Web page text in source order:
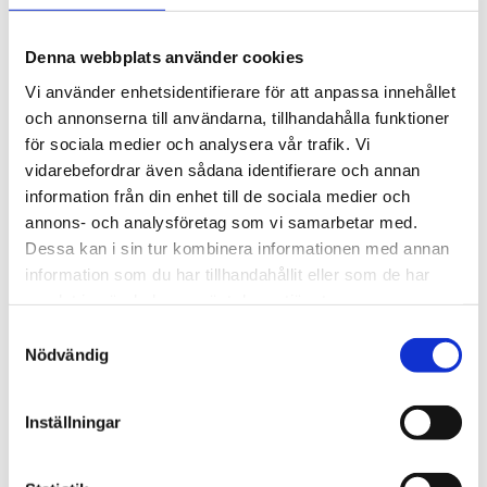
Denna webbplats använder cookies
Vi använder enhetsidentifierare för att anpassa innehållet
och annonserna till användarna, tillhandahålla funktioner
för sociala medier och analysera vår trafik. Vi
vidarebefordrar även sådana identifierare och annan
information från din enhet till de sociala medier och
annons- och analysföretag som vi samarbetar med.
Dessa kan i sin tur kombinera informationen med annan
information som du har tillhandahållit eller som de har
Nödvändig
Inställningar
pelletskamin. Med en central
placering i ett hus kan kaminen
ersätta stora delar av
uppvärmningselen, medan
varmvattnet värms som tidigare.
Flera kaminer har termostatdrift
som gör det möjligt att ställa in
önskad temperatur, vilken bibehålls
så länge det finns pellets i
magasinet.
Mycket sköter sig självt
men kräver en del underhåll.
bränslelagret till ett litet